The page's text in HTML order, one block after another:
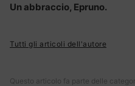
Un abbraccio, Epruno.
Tutti gli articoli dell'autore
Questo articolo fa parte delle